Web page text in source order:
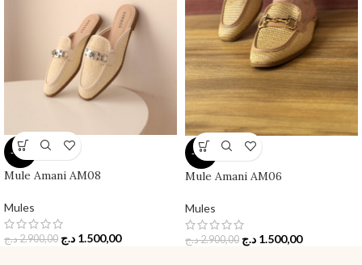
-48%
Mule Amani AM08
Mules
2.900,00د.ج 1.500,00 د.ج
-48%
Mule Amani AM06
Mules
2.900,00د.ج 1.500,00 د.ج